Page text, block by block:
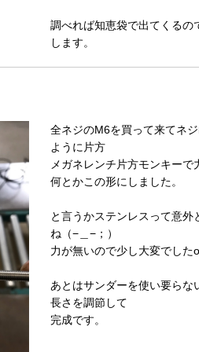
調べれば知恵袋で出てくるの
します。
全ネジのM6を買って来てネ
ように片方
メガネレンチ片方モンキーで
何とかこの形にしました。
と言うかステンレスって意外
ね（−＿−；）
力が無いので少し大変でした
あとはサンダーを使い要らな
長さを調節して
完成です。